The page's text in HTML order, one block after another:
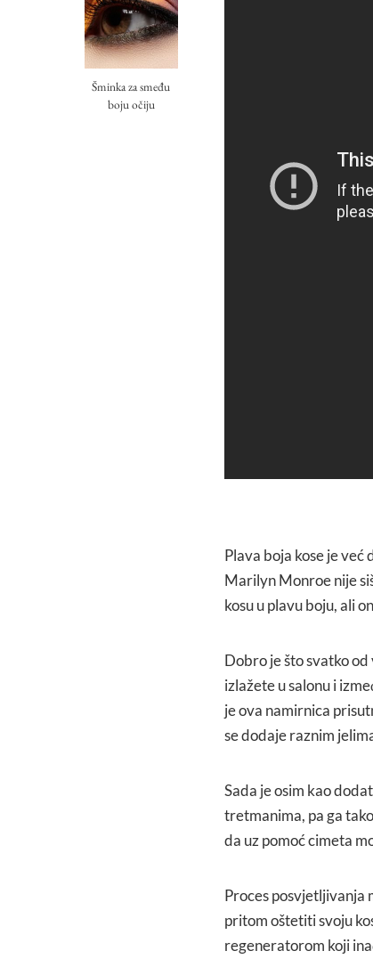
Šminka za smeđu
boju očiju
Plava boja kose je
Marilyn Monroe nije
kosu u plavu boju, ali
Dobro je što svatko
izlažete u salonu i
je ova namirnica
se dodaje raznim
Sada je osim kao
tretmanima, pa ga
da uz pomoć cimeta
Proces posvjetljivanja
pritom oštetiti svoju
regeneratorom koji